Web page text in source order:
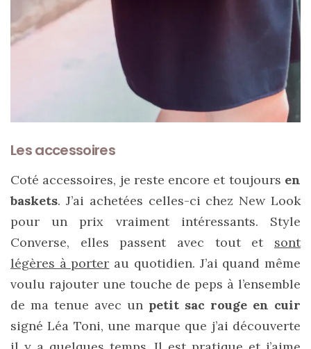
DU BLOG
beauté
beauté
(54)
déceptions
(27)
Les accessoires
Coté accessoires, je reste encore et toujours en
baskets. J’ai achetées celles-ci chez New Look
pour un prix vraiment intéressants. Style
Converse, elles passent avec tout et sont
légères à porter au quotidien. J’ai quand même
voulu rajouter une touche de peps à l’ensemble
de ma tenue avec un petit sac rouge en cuir
signé Léa Toni, une marque que j’ai découverte